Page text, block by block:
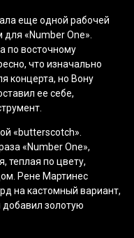
еще одной рабочей
для «NumberOne».
по восточному
что изначально
концерта, но Вону
ее себе,
«butterscotch».
«NumberOne»,
теплая по цвету,
Рене Мартинес
на кастомный вариант,
золотую